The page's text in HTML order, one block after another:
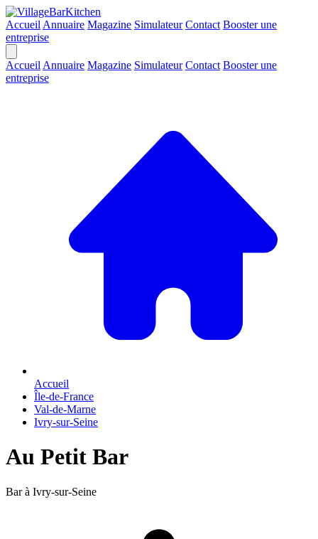
Accueil Annuaire Magazine Simulateur Contact Booster une
entreprise
Accueil Annuaire Magazine Simulateur Contact Booster une
entreprise
Accueil
Île-de-France
Val-de-Marne
Ivry-sur-Seine
Au Petit Bar
Bar à Ivry-sur-Seine